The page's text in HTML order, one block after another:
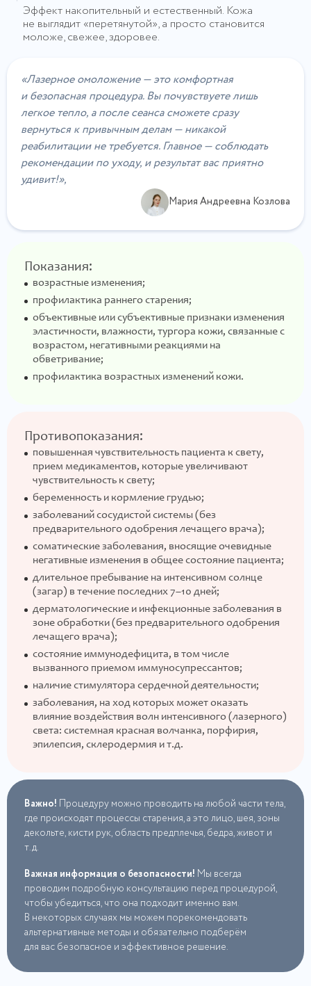
Эффект накопительный и естественный. Кожа
не выглядит «перетянутой», а просто становится
моложе, свежее, здоровее.
«Лазерное омоложение — это комфортная
и безопасная процедура. Вы почувствуете лишь
легкое тепло, а после сеанса сможете сразу
вернуться к привычным делам — никакой
реабилитации не требуется. Главное — соблюдать
рекомендации по уходу, и результат вас приятно
удивит!»,
Мария Андреевна Козлова
Показания:
возрастные изменения;
профилактика раннего старения;
объективные или субъективные признаки изменения
эластичности, влажности, тургора кожи, связанные с
возрастом, негативными реакциями на
обветривание;
профилактика возрастных изменений кожи.
Противопоказания:
повышенная чувствительность пациента к свету,
прием медикаментов, которые увеличивают
чувствительность к свету;
беременность и кормление грудью;
заболеваний сосудистой системы (без
предварительного одобрения лечащего врача);
соматические заболевания, вносящие очевидные
негативные изменения в общее состояние пациента;
длительное пребывание на интенсивном солнце
(загар) в течение последних 7–10 дней;
дерматологические и инфекционные заболевания в
зоне обработки (без предварительного одобрения
лечащего врача);
состояние иммунодефицита, в том числе
вызванного приемом иммуносупрессантов;
наличие стимулятора сердечной деятельности;
заболевания, на ход которых может оказать
влияние воздействия волн интенсивного (лазерного)
света: системная красная волчанка, порфирия,
эпилепсия, склеродермия и т.д.
Важно! Процедуру можно проводить на любой части тела,
где происходят процессы старения, а это лицо, шея, зоны
декольте, кисти рук, область предплечья, бедра, живот и
т.д.
Важная информация о безопасности! Мы всегда
проводим подробную консультацию перед процедурой,
чтобы убедиться, что она подходит именно вам.
В некоторых случаях мы можем порекомендовать
альтернативные методы и обязательно подберём
для вас безопасное и эффективное решение.